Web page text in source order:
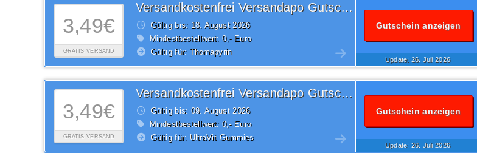
3,49€
GRATIS VERSAND
Versandkostenfrei Versandapo Gutschein
Gültig bis: 18. August2026
Mindestbestellwert: 0,- Euro
Gültig für: Thomapyrin
Gutschein anzeigen
Update: 26.Juli2026
3,49€
GRATIS VERSAND
Versandkostenfrei Versandapo Gutschein
Gültig bis: 09. August2026
Mindestbestellwert: 0,- Euro
Gültig für: UltraVit Gummies
Gutschein anzeigen
Update: 26.Juli2026